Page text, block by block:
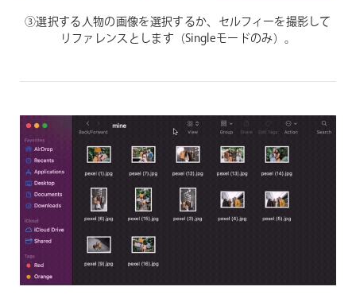
③選択する人物の画像を選択するか、セルフィーを撮影して
リファレンスとします（Singleモードのみ）。